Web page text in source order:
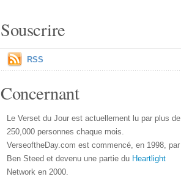
Souscrire
RSS
Concernant
Le Verset du Jour est actuellement lu par plus de
250,000 personnes chaque mois.
VerseoftheDay.com est commencé, en 1998, par
Ben Steed et devenu une partie du Heartlight
Network en 2000.